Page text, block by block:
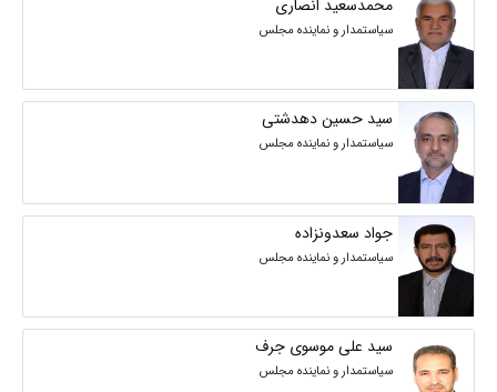
محمدسعید انصاری
سیاستمدار و نماینده مجلس
سید حسین دهدشتی
سیاستمدار و نماینده مجلس
جواد سعدونزاده
سیاستمدار و نماینده مجلس
سید علی موسوی جرف
سیاستمدار و نماینده مجلس